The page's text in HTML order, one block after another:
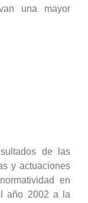
una mayor
de las
y actuaciones
en
año 2002 a la